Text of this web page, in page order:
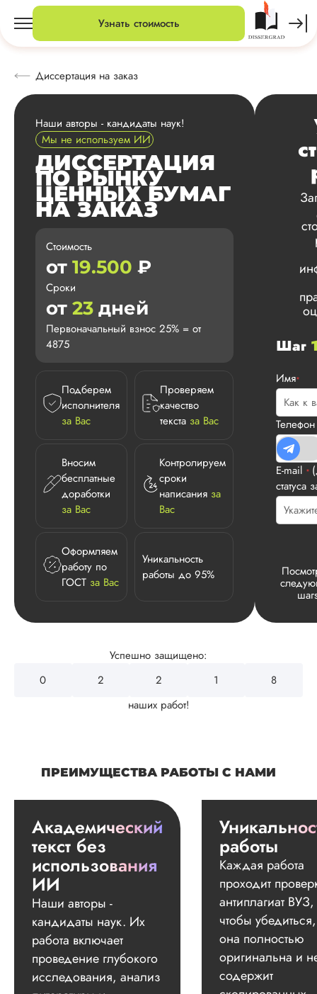
Узнать стоимость
Диссертация на заказ
Наши авторы - кандидаты наук!
Мы не используем ИИ
ДИССЕРТАЦИЯ
ПО РЫНКУ
ЦЕННЫХ БУМАГ
НА ЗАКАЗ
Стоимость
от 19.500 ₽
Сроки
от 23 дней
Первоначальный взнос 25% = от
4875
Подберем
исполнителя
за Вас
Проверяем
качество
текста за Вас
Вносим
бесплатные
доработки
за Вас
Контролируем
сроки
написания за
Вас
Оформляем
работу по
ГОСТ за Вас
Уникальность
работы до 95%
Шаг
Имя*
E-mail *
статуса
Успешно защищено:
2
3
4
2
0
наших работ!
ПРЕИМУЩЕСТВА РАБОТЫ С НАМИ
Академический
текст без
использования
ИИ
Наши авторы -
кандидаты наук. Их
работа включает
проведение глубокого
исследования, анализ
работы
Каждая работа
проходит
антиплагиат ВУЗ,
чтобы
она полностью
оригинальна и
содержит